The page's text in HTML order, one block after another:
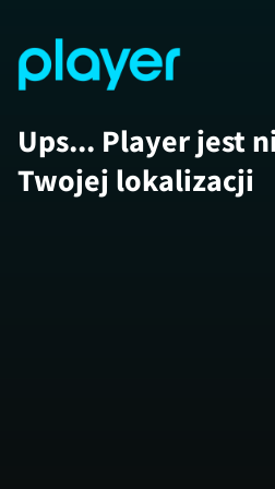
Ups... Player jest
Twojej lokalizacji